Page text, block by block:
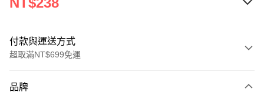
付款與運送方式
超取滿NT$699免運
信用卡一次付款
品牌